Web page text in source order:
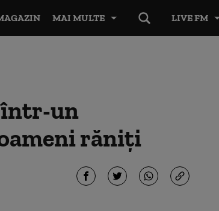
LIVE FM
MAI MULTE
într-un
răniți